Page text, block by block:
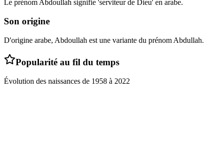
Le prénom Abdoullah signifie 'serviteur de Dieu' en arabe.
Son origine
D'origine arabe, Abdoullah est une variante du prénom Abdullah.
Popularité au fil du temps
Évolution des naissances de 1958 à 2022